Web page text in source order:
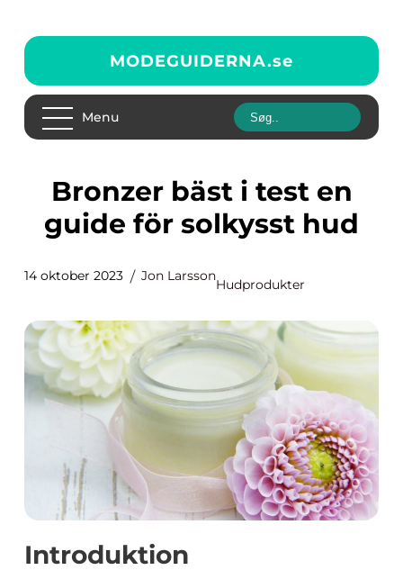
MODEGUIDERNA.se
Menu
Bronzer bäst i test en
guide för solkysst hud
14 oktober 2023 Jon Larsson
Hudprodukter
Introduktion